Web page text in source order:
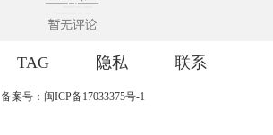
TAG 隐私 联系
备案号：闽ICP备17033375号-1